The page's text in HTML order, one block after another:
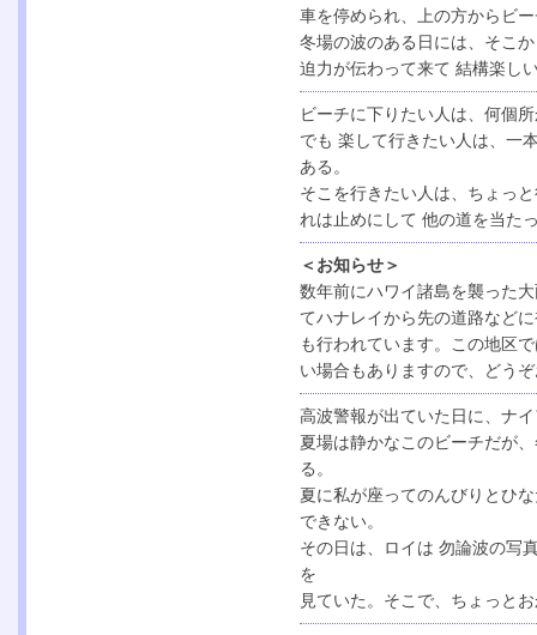
車を停められ、上の方からビ
冬場の波のある日には、そこ
迫力が伝わって来て 結構楽し
ビーチに下りたい人は、何個
でも 楽して行きたい人は、一
ある。
そこを行きたい人は、ちょっ
れは止めにして 他の道を当た
＜お知らせ＞
数年前にハワイ諸島を襲った
てハナレイから先の道路など
も行われています。この地区
い場合もありますので、どう
高波警報が出ていた日に、ナ
夏場は静かなこのビーチだが
る。
夏に私が座ってのんびりとひ
できない。
その日は、ロイは 勿論波の写
を
見ていた。そこで、ちょっと